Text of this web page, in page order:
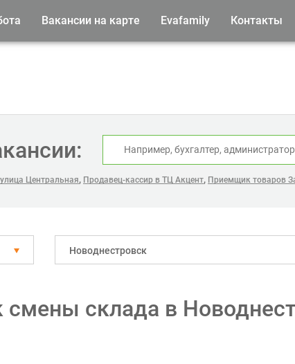
Вакансии на карте Evafamily Контакты
Центральная, Продавец-кассир в ТЦ Акцент, Приемщик товаров
Новоднестровск
смены склада в